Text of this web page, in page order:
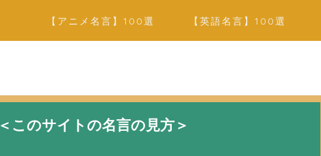
【アニメ名言】100選 【英語名言】100選
＜このサイトの名言の見方＞